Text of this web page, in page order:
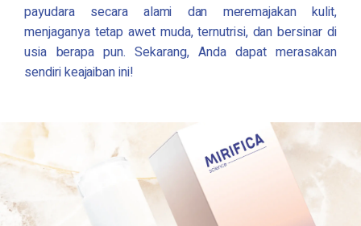
payudara secara alami dan meremajakan kulit,
menjaganya tetap awet muda, ternutrisi, dan bersinar di
usia berapa pun. Sekarang, Anda dapat merasakan
sendiri keajaiban ini!